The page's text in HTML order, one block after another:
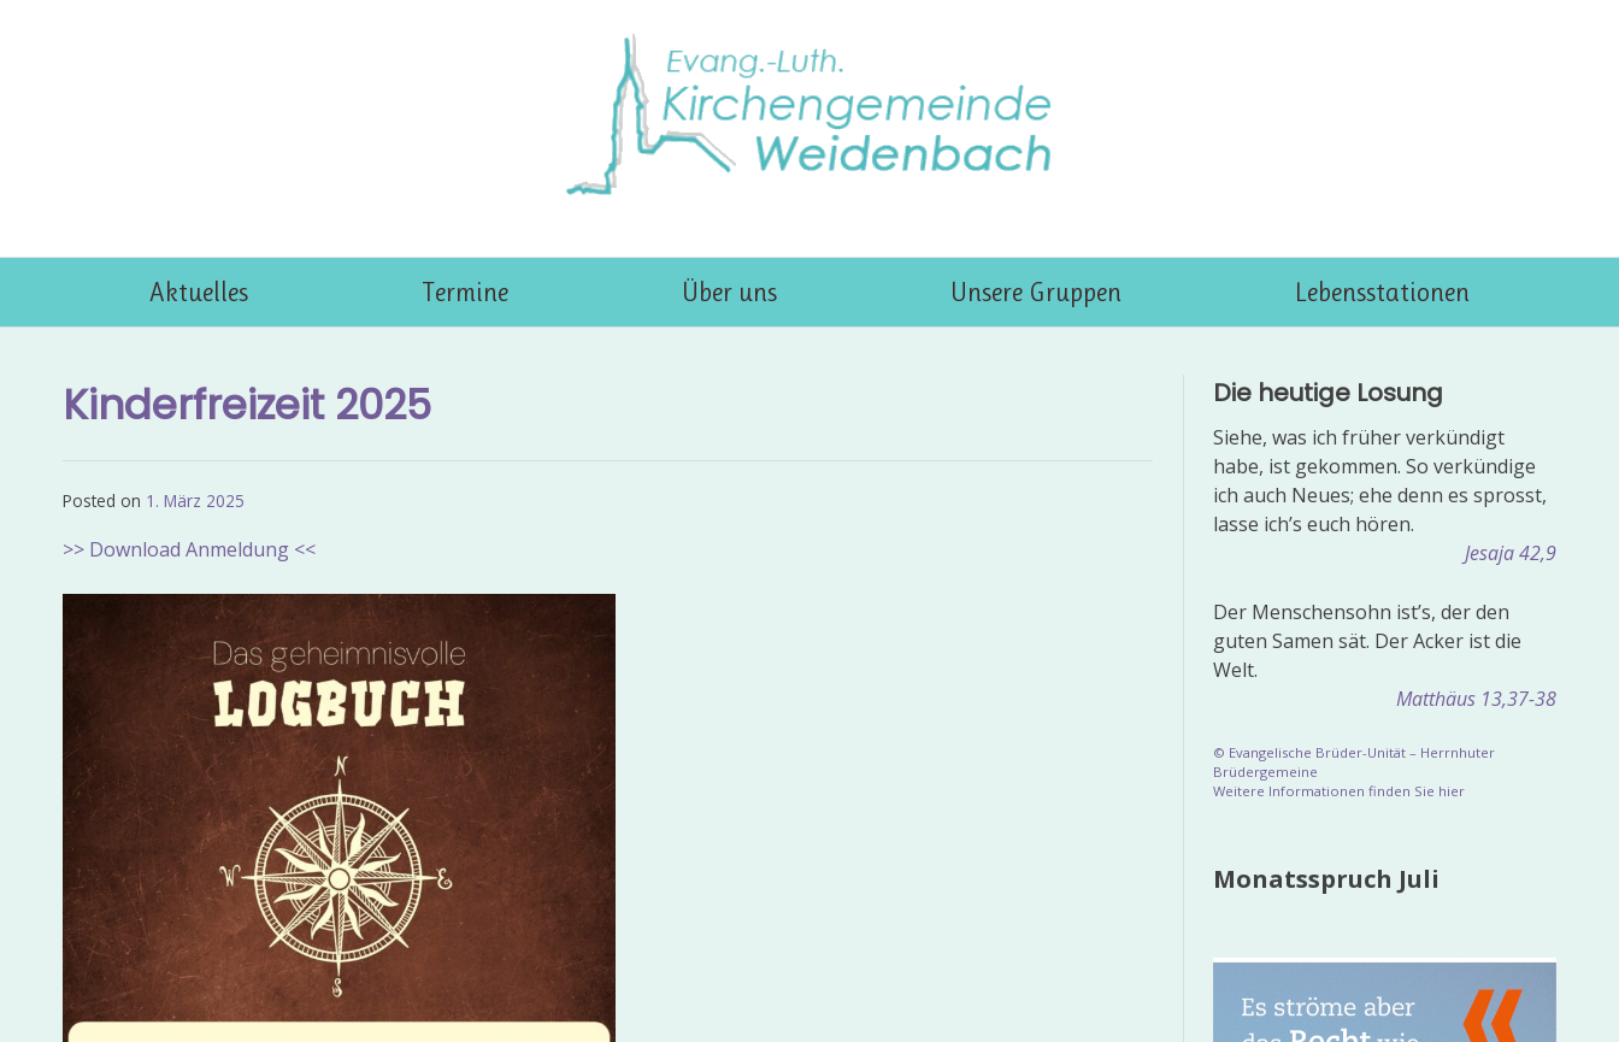
Aktuelles Termine Über uns Unsere Gruppen Lebensstationen
Kinderfreizeit 2025
Posted on 1. März 2025
>> Download Anmeldung <<
Die heutige Losung
Siehe, was ich früher verkündigt
habe, ist gekommen. So verkündige
ich auch Neues; ehe denn es sprosst,
lasse ich’s euch hören.
Jesaja 42,9
Der Menschensohn ist’s, der den
guten Samen sät. Der Acker ist die
Welt.
Matthäus 13,37-38
© Evangelische Brüder-Unität – Herrnhuter
Brüdergemeine
Weitere Informationen finden Sie hier
Monatsspruch Juli